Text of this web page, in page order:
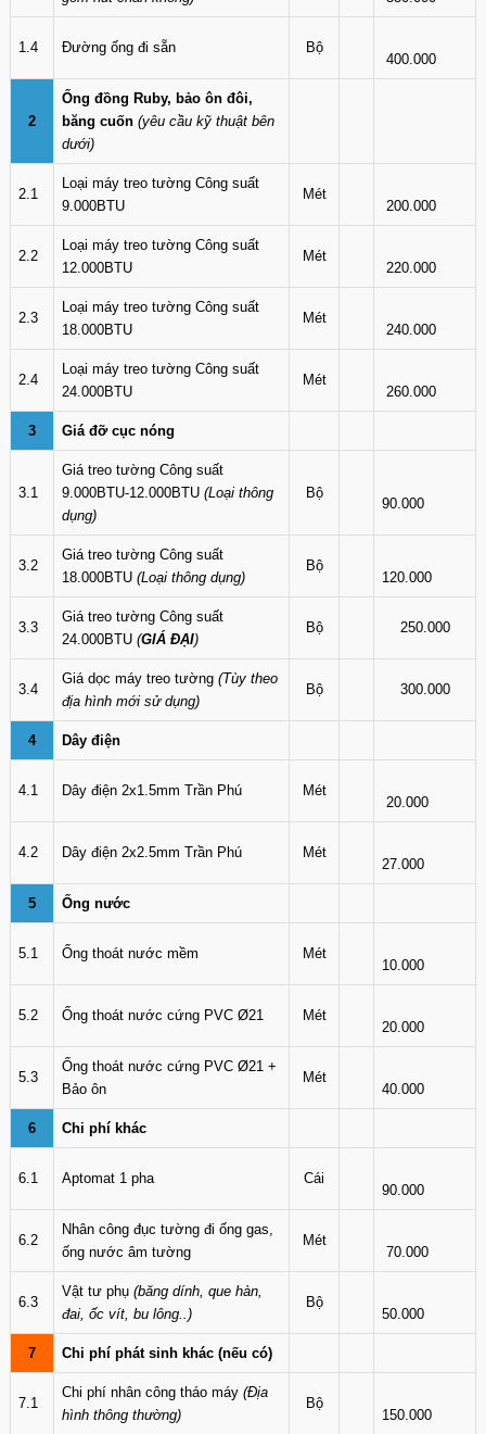
1.4 Đường ống đi sẵn Bộ
400.000
2
Ống đồng Ruby, bảo ôn đôi,
băng cuốn (yêu cầu kỹ thuật bên
dưới)
2.1
Loại máy treo tường Công suất
9.000BTU
Mét
200.000
2.2
Loại máy treo tường Công suất
12.000BTU
Mét
220.000
2.3
Loại máy treo tường Công suất
18.000BTU
Mét
240.000
2.4
Loại máy treo tường Công suất
24.000BTU
Mét
260.000
3 Giá đỡ cục nóng
3.1
Giá treo tường Công suất
9.000BTU-12.000BTU (Loại thông
dụng)
Bộ
90.000
3.2
Giá treo tường Công suất
18.000BTU (Loại thông dụng)
Bộ
120.000
3.3
Giá treo tường Công suất
24.000BTU (GIÁ ĐẠI)
Bộ 250.000
3.4
Giá dọc máy treo tường (Tùy theo
địa hình mới sử dụng)
Bộ 300.000
4 Dây điện
4.1 Dây điện 2x1.5mm Trần Phú Mét
20.000
4.2 Dây điện 2x2.5mm Trần Phú Mét
27.000
5 Ống nước
5.1 Ống thoát nước mềm Mét
10.000
5.2 Ống thoát nước cứng PVC Ø21 Mét
20.000
5.3
Ống thoát nước cứng PVC Ø21 +
Bảo ôn
Mét
40.000
6 Chi phí khác
6.1 Aptomat 1 pha Cái
90.000
6.2
Nhân công đục tường đi ống gas,
ống nước âm tường
Mét
70.000
6.3
Vật tư phụ (băng dính, que hàn,
đai, ốc vít, bu lông..)
Bộ
50.000
7 Chi phí phát sinh khác (nếu có)
7.1
Chi phí nhân công tháo máy (Địa
hình thông thường)
Bộ
150.000